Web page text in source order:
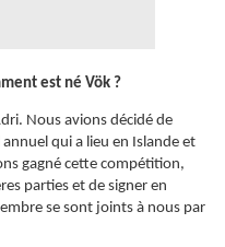
est né Vök ?
Nous avions décidé de
qui a lieu en Islande et
gagné cette compétition,
parties et de signer en
se sont joints à nous par